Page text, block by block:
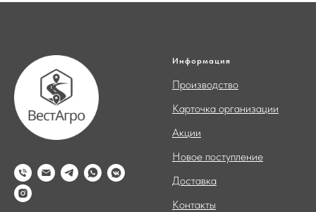
Информация
Производство
Карточка организации
Акции
Новое поступление
Доставка
Контакты